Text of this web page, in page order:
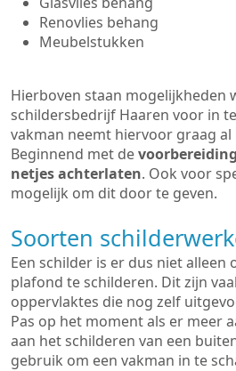
Renovlies behang
Meubelstukken
Hierboven staan mogelijkheden
schildersbedrijf Haaren voor in
vakman neemt hiervoor graag
Beginnend met de
netjes achterlaten. Ook voor
mogelijk om dit door te geven.
Soorten
Een schilder is er dus niet alleen
plafond te schilderen. Dit zijn
oppervlaktes die nog zelf
Pas op het moment als er meer
aan het schilderen van een
gebruik om een vakman in te